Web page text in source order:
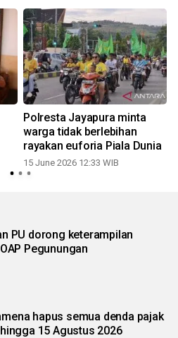
Polresta Jayapura minta
warga tidak berlebihan
rayakan euforia Piala Dunia
15 June 2026 12:33 WIB
PU dorong keterampilan
Pegunungan
hapus semua denda pajak
15 Agustus 2026